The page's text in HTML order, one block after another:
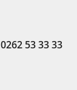
0262 53 33 33